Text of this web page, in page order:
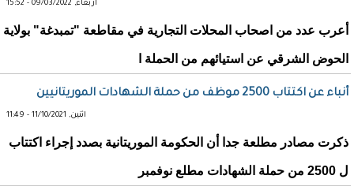
أربعاء, 09/03/2022 - 15:52
أعرب عدد من اصحاب المحلات التجارية في مقاطعة "تمبدغة" بولاية
الحوض الشرقي عن استيائهم من الحملة ا
أنباء عن اكتتاب 2500 موظف من حملة الشهادات الموريتانيين
اثنين, 11/10/2021 - 11:49
ذكرت مصادر مطلعة جدا أن الحكومة الموريتانية بصدد إجراء اكتتاب
ل 2500 من حملة الشهادات مطلع نوفمبر